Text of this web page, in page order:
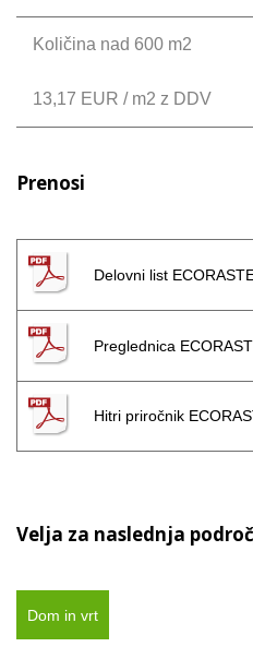
Količina nad 600 m2
13,17 EUR / m2 z DDV
Prenosi
Delovni list
Preglednica
Hitri priročnik
Velja za naslednja
Dom in vrt